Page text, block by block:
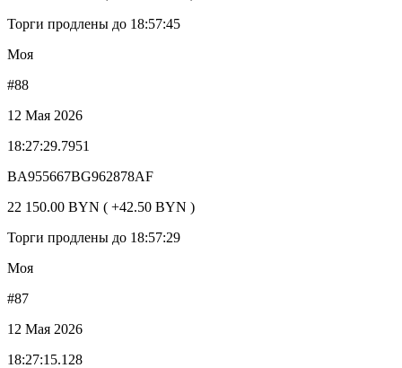
Торги продлены до 18:57:45
Моя
#88
12 Мая 2026
18:27:29.7951
BA955667BG962878AF
22 150.00 BYN ( +42.50 BYN )
Торги продлены до 18:57:29
Моя
#87
12 Мая 2026
18:27:15.128